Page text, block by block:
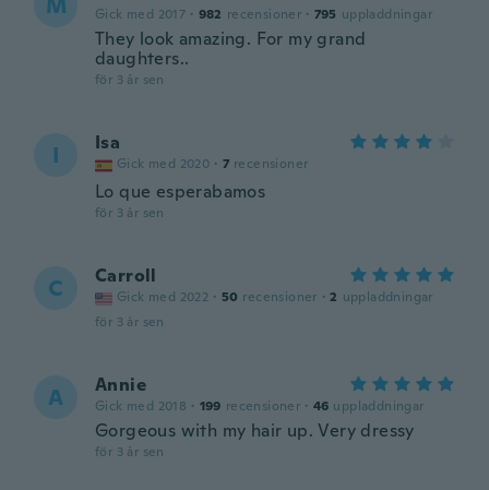
Gick med 2017 · 982 recensioner · 795 uppladdningar
They look amazing. For my grand
daughters..
för 3 år sen
I Isa
Gick med 2020 · 7 recensioner
Lo que esperabamos
för 3 år sen
C Carroll
Gick med 2022 · 50 recensioner · 2 uppladdningar
för 3 år sen
A Annie
Gick med 2018 · 199 recensioner · 46 uppladdningar
Gorgeous with my hair up. Very dressy
för 3 år sen